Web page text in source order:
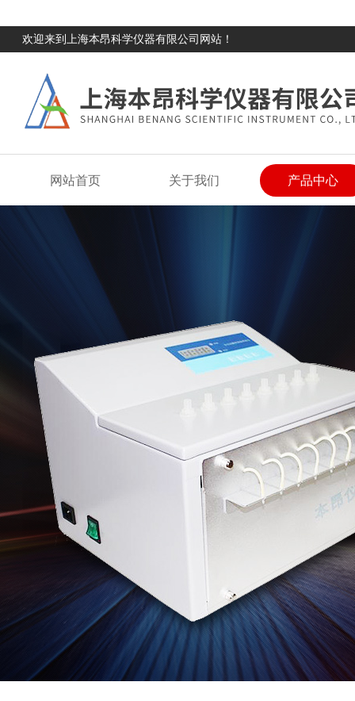
欢迎来到上海本昂科学仪器有限公司网站！
网站首页 关于我们 产品中心